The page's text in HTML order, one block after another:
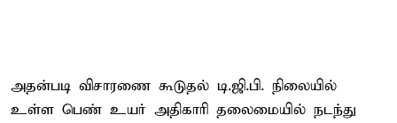
அதன்படி விசாரணை கூடுதல் டி.ஜி.பி. நிலையில்
உள்ள பெண் உயர் அதிகாரி தலைமையில் நடந்து